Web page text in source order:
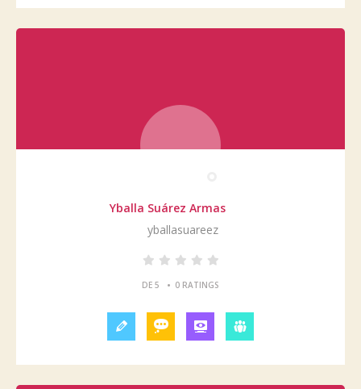
Yballa Suárez Armas
yballasuareez
DE 5 • 0 RATINGS